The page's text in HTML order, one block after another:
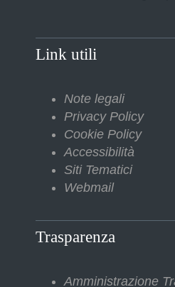
Link utili
Note legali
Privacy Policy
Cookie Policy
Accessibilità
Siti Tematici
Webmail
Trasparenza
Amministrazione